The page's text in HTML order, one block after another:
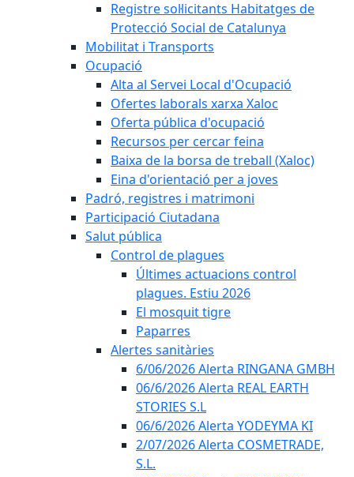
Registre sol·licitants Habitatges de
Protecció Social de Catalunya
Mobilitat i Transports
Ocupació
Alta al Servei Local d'Ocupació
Ofertes laborals xarxa Xaloc
Oferta pública d'ocupació
Recursos per cercar feina
Baixa de la borsa de treball (Xaloc)
Eina d'orientació per a joves
Padró, registres i matrimoni
Participació Ciutadana
Salut pública
Control de plagues
Últimes actuacions control
plagues. Estiu 2026
El mosquit tigre
Paparres
Alertes sanitàries
6/06/2026 Alerta RINGANA GMBH
06/6/2026 Alerta REAL EARTH
STORIES S.L
06/6/2026 Alerta YODEYMA KI
2/07/2026 Alerta COSMETRADE,
S.L.